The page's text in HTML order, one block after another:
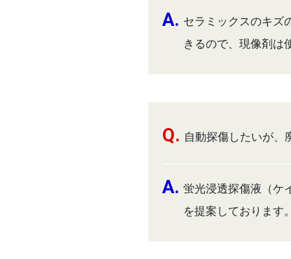
セラミックスのキズ
きるので、現像剤は
自動探傷したいが、
蛍光浸透探傷液（ケ
を提案しております。